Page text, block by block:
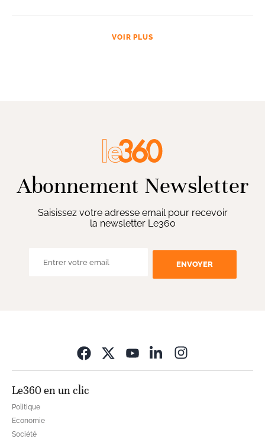
VOIR PLUS
Abonnement Newsletter
Saisissez votre adresse email pour recevoir
la newsletter Le360
ENVOYER
Le360 en un clic
Politique
Economie
Société